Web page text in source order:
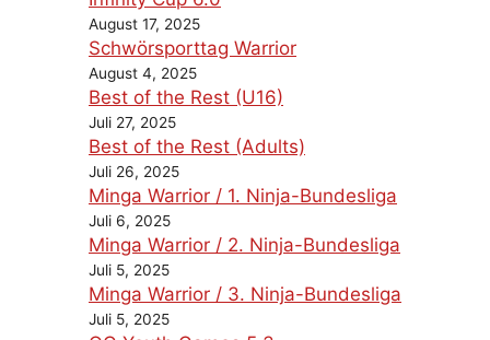
August 17, 2025
Schwörsporttag Warrior
August 4, 2025
Best of the Rest (U16)
Juli 27, 2025
Best of the Rest (Adults)
Juli 26, 2025
Minga Warrior / 1. Ninja-Bundesliga
Juli 6, 2025
Minga Warrior / 2. Ninja-Bundesliga
Juli 5, 2025
Minga Warrior / 3. Ninja-Bundesliga
Juli 5, 2025